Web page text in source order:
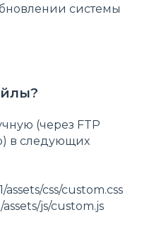
системы
(через FTP
в следующих
css/custom.css
js/custom.js